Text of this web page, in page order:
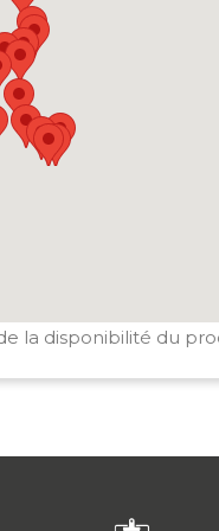
la disponibilité du